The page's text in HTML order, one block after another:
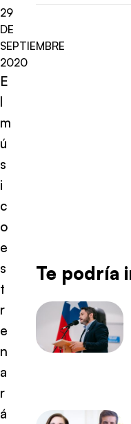
29
DE
SEPTIEMBRE
2020
E
l
m
ú
s
i
c
o
e
s
t
r
e
n
a
r
á
Te podría